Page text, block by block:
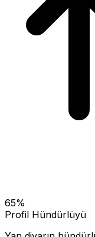
65%
Profil Hündürlüyü